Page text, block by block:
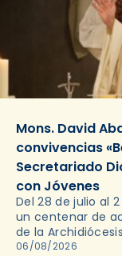
Mons. David
convivencias
Secretariado
con Jóvenes
Del 28 de julio al
un centenar de
de la
en las
06/08/2026